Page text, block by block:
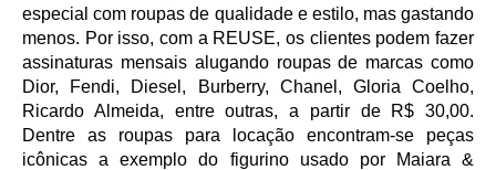
especial com roupas de qualidade e estilo, mas gastando
menos. Por isso, com a REUSE, os clientes podem fazer
assinaturas mensais alugando roupas de marcas como
Dior, Fendi, Diesel, Burberry, Chanel, Gloria Coelho,
Ricardo Almeida, entre outras, a partir de R$ 30,00.
Dentre as roupas para locação encontram-se peças
icônicas a exemplo do figurino usado por Maiara &